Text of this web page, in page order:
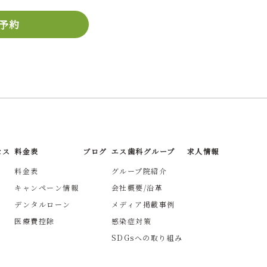
約
料金表
料金表
キャンペーン情報
デンタルローン
医療費控除
ブログ エス歯科グループ
グループ院紹介
会社概要/沿革
メディア掲載事例
感染症対策
SDGsへの取り組み
求人情報